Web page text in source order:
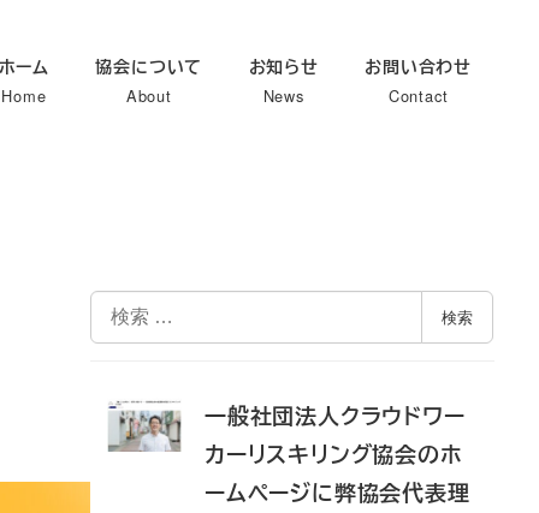
ーム
Home
協会について
About
お知らせ
News
お問い合わせ
Contact
索
検索
一般社団法人クラウドワー
カーリスキリング協会のホ
ームページに弊協会代表理